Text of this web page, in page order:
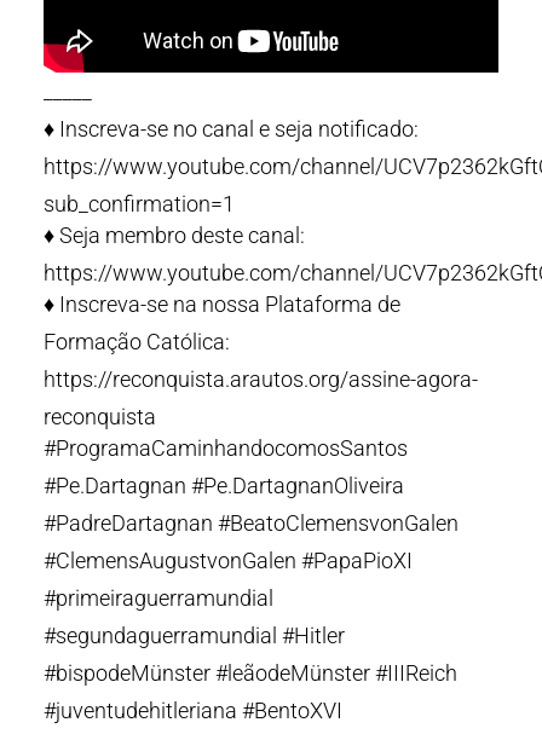
♦️ Inscreva-se no canal e seja notificado:
https://www.youtube.com/channel/
sub_confirmation=1
♦️ Seja membro deste canal:
https://www.youtube.com/channel/
♦️ Inscreva-se na nossa Plataforma de
Formação Católica:
https://reconquista.arautos.org/assine-agora-
reconquista
#ProgramaCaminhandocomosSantos
#Pe.Dartagnan #Pe.DartagnanOliveira
#PadreDartagnan #BeatoClemensvonGalen
#ClemensAugustvonGalen #PapaPioXI
#primeiraguerramundial
#segundaguerramundial #Hitler
#bispodeMünster #leãodeMünster #IIIReich
#juventudehitleriana #BentoXVI